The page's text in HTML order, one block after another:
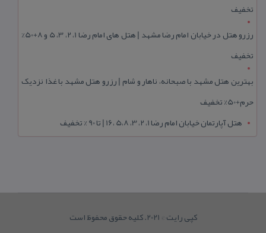
تخفیف
رزرو هتل در خیابان امام رضا مشهد | هتل‌ های امام رضا 1، 2، 3، 5 و 8+50%
تخفیف
بهترین هتل مشهد با صبحانه، ناهار و شام | رزرو هتل مشهد با غذا نزدیک
حرم+50% تخفیف
هتل آپارتمان خیابان امام رضا 1، 2، 3، 5،8 ،16 | تا 90 % تخفیف
کپی رایت © 2021. کلیه حقوق محفوظ است